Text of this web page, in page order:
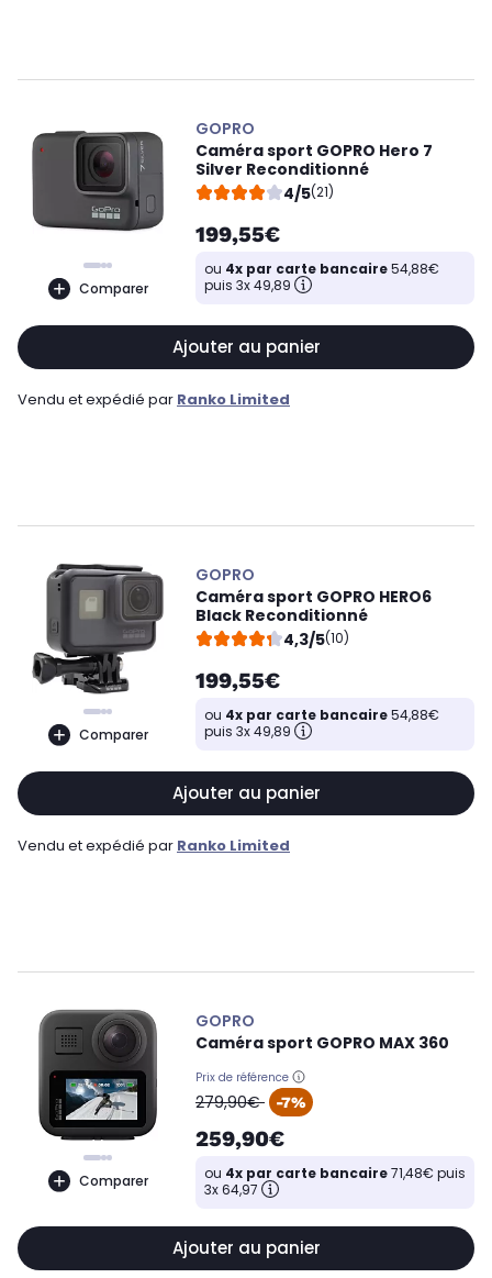
Comparer
GOPRO
Caméra sport GOPRO Hero 7
Silver Reconditionné
4/5(21)
199,55€
ou 4x par carte bancaire54,88€
puis 3x 49,89
Ajouter au panier
Vendu et expédié par Ranko Limited
Comparer
GOPRO
Caméra sport GOPRO HERO6
Black Reconditionné
4,3/5(10)
199,55€
ou 4x par carte bancaire54,88€
puis 3x 49,89
Ajouter au panier
Vendu et expédié par Ranko Limited
Comparer
GOPRO
Caméra sport GOPRO MAX 360
Prix de référence
oldPrice
279,90€ -7%
259,90€
ou 4x par carte bancaire71,48€ puis
3x 64,97
Ajouter au panier